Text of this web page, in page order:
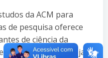
da ACM para
de pesquisa oferece
de ciência da
que desejam